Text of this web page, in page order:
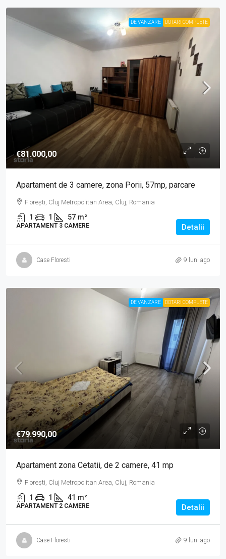
DE VANZARE DOTARI COMPLETE
€81.000,00
Apartament de 3 camere, zona Porii, 57mp, parcare
Florești, Cluj Metropolitan Area, Cluj, Romania
1 1 57 m²
APARTAMENT 3 CAMERE Detalii
Case Floresti 9 luni ago
DE VANZARE DOTARI COMPLETE
€79.990,00
Apartament zona Cetatii, de 2 camere, 41 mp
Florești, Cluj Metropolitan Area, Cluj, Romania
1 1 41 m²
APARTAMENT 2 CAMERE Detalii
Case Floresti 9 luni ago